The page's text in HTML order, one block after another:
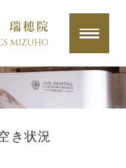
き状況